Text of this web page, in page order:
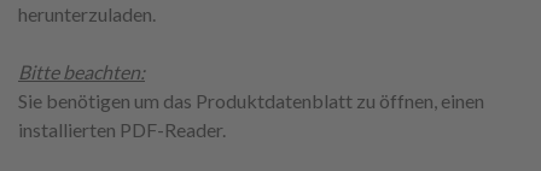
herunterzuladen.
Bitte beachten:
Sie benötigen um das Produktdatenblatt zu öffnen, einen
installierten PDF-Reader.